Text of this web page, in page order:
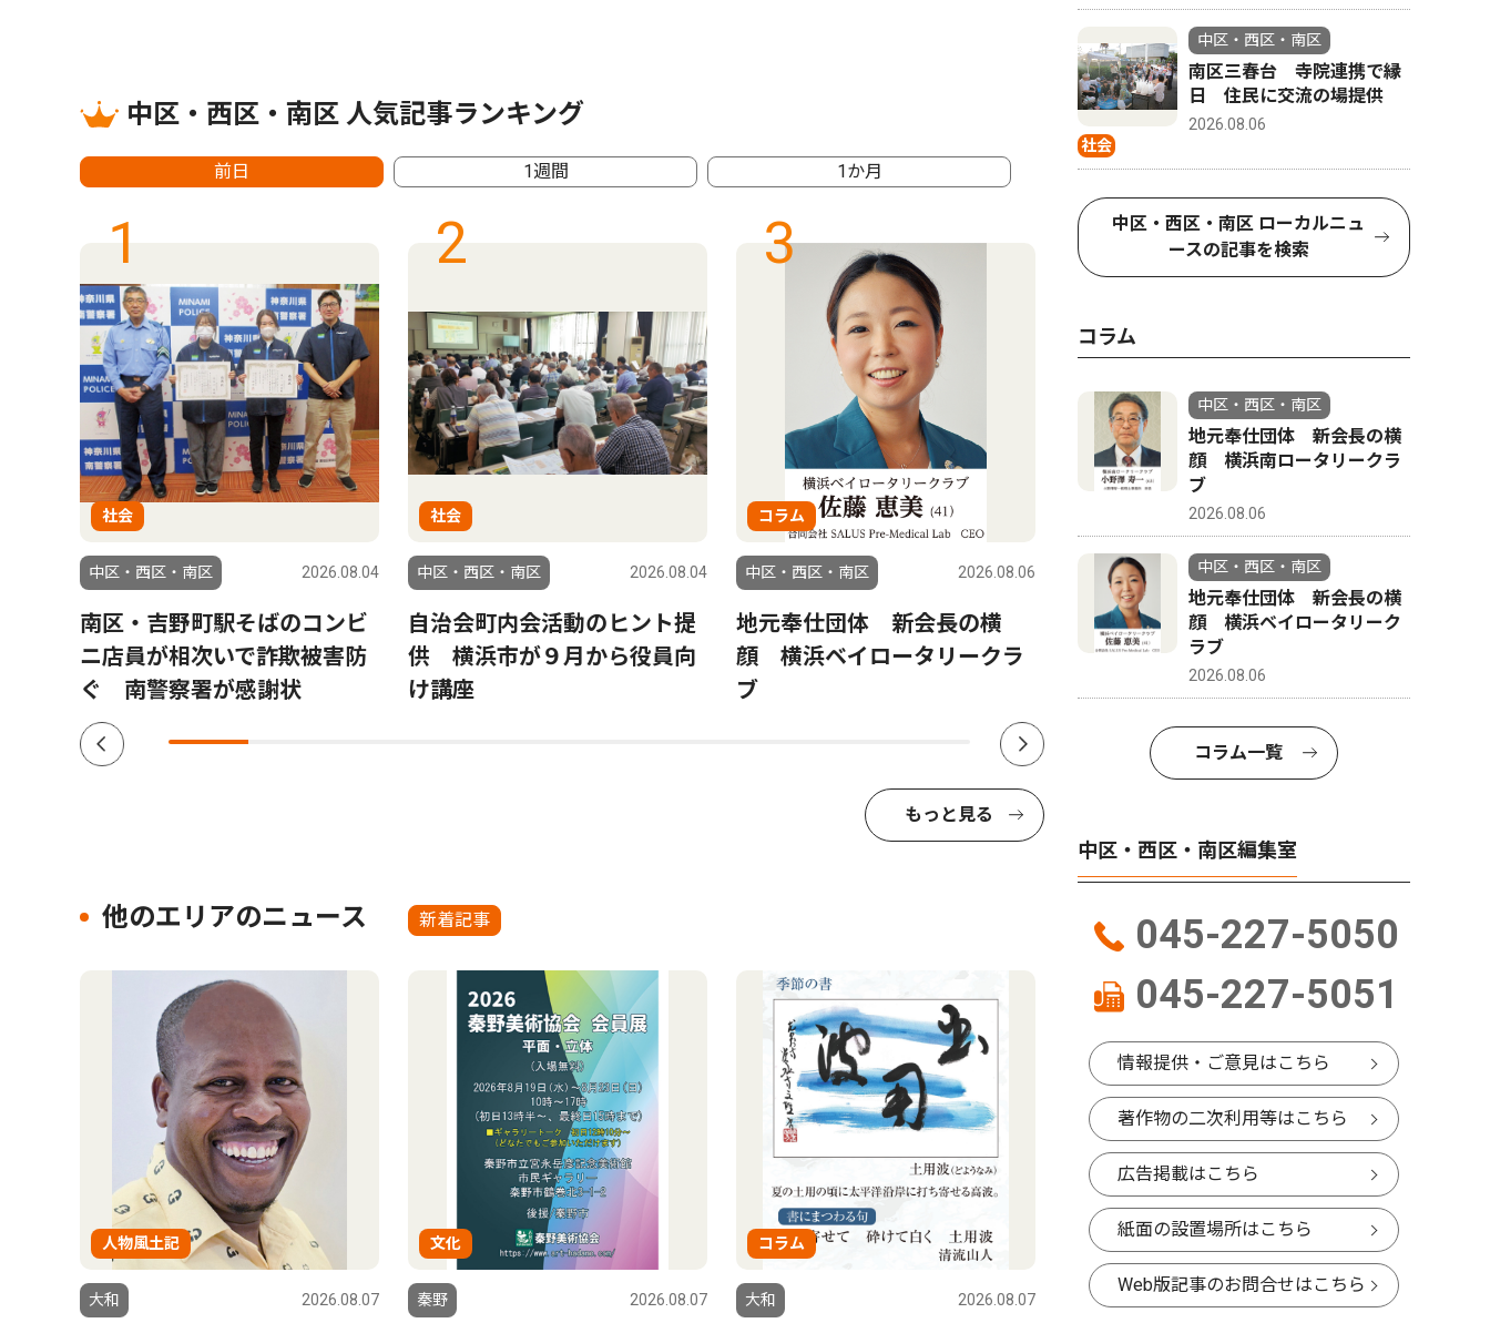
中区・西区・南区 人気記事ランキング
前日 1週間 1か月
1
社会
中区・西区・南区 2026.08.04
南区・吉野町駅そばのコンビ
ニ店員が相次いで詐欺被害防
ぐ 南警察署が感謝状
2
社会
中区・西区・南区 2026.08.04
自治会町内会活動のヒント提
供 横浜市が９月から役員向
け講座
3
コラム
中区・西区・南区 2026.08.06
地元奉仕団体 新会長の横
顔 横浜ベイロータリークラ
ブ
4
中区・西区・南区 2026.08.06
関内地区 神輿を公開組み立
て ベースゲートで初の試み
「ゆず
もっと見る
他のエリアのニュース 新着記事
人物風土記
大和 2026.08.07
文化
秦野 2026.08.07
コラム
大和 2026.08.07
社会
中区・西区・南区
南区三春台 寺院連携で縁
日 住民に交流の場提供
2026.08.06
中区・西区・南区 ローカルニュ
ースの記事を検索
コラム
中区・西区・南区
地元奉仕団体 新会長の横
顔 横浜南ロータリークラ
ブ
2026.08.06
中区・西区・南区
地元奉仕団体 新会長の横
顔 横浜ベイロータリーク
ラブ
2026.08.06
コラム一覧
中区・西区・南区編集室
045-227-5050
045-227-5051
情報提供・ご意見はこちら
著作物の二次利用等はこちら
広告掲載はこちら
紙面の設置場所はこちら
Web版記事のお問合せはこちら